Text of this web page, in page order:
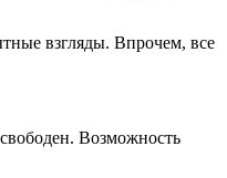
взгляды. Впрочем, все
Возможность